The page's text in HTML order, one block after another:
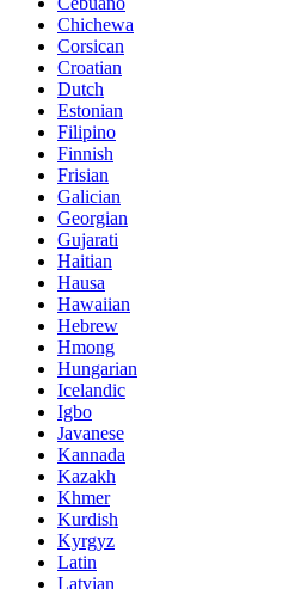
Chichewa
Corsican
Croatian
Dutch
Estonian
Filipino
Finnish
Frisian
Galician
Georgian
Gujarati
Haitian
Hausa
Hawaiian
Hebrew
Hmong
Hungarian
Icelandic
Igbo
Javanese
Kannada
Kazakh
Khmer
Kurdish
Kyrgyz
Latin
Latvian